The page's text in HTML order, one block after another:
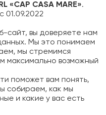
«CAP CASA MARE».
01.09.2022
сайт, вы доверяете нам
Мы это понимаем
мы стремимся
максимально возможный
поможет вам понять,
собираем, как мы
и какие у вас есть